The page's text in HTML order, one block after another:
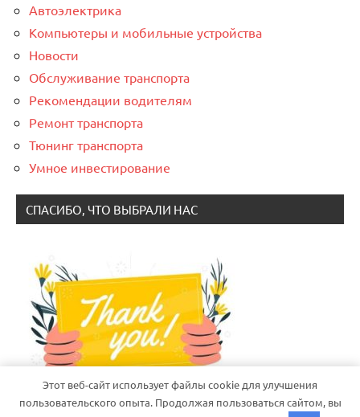
Автоэлектрика
Компьютеры и мобильные устройства
Новости
Обслуживание транспорта
Рекомендации водителям
Ремонт транспорта
Тюнинг транспорта
Умное инвестирование
СПАСИБО, ЧТО ВЫБРАЛИ НАС
Этот веб-сайт использует файлы cookie для улучшения
пользовательского опыта. Продолжая пользоваться сайтом, вы